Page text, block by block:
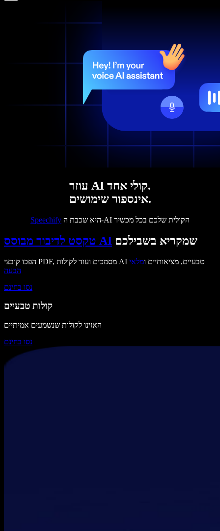
עוזר AI קולי אחד.
אינספור שימושים.
Speechify היא שכבת ה-AI הקולית שלכם בכל מכשיר
טקסט לדיבור מבוסס AI שמקריא בשבילכם
הפכו קובצי PDF, מסמכים ועוד לקולות AI טבעיים, מציאותיים ומלאי
הבעה
נסו בחינם
קולות טבעיים
האזינו לקולות שנשמעים אמיתיים
נסו בחינם